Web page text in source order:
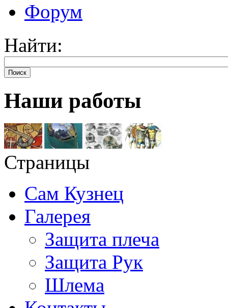
Форум
Найти:
Поиск
Наши работы
Страницы
Сам Кузнец
Галерея
Защита плеча
Защита Рук
Шлема